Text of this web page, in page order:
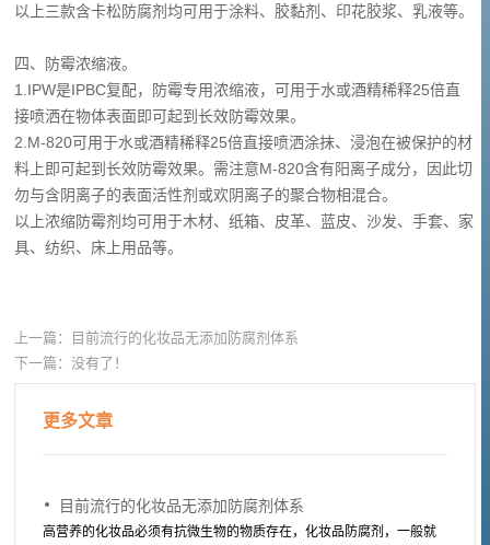
以上三款含卡松防腐剂均可用于涂料、胶黏剂、印花胶浆、乳液等。
四、防霉浓缩液。
1.IPW是IPBC复配，防霉专用浓缩液，可用于水或酒精稀释25倍直
接喷洒在物体表面即可起到长效防霉效果。
2.M-820可用于水或酒精稀释25倍直接喷洒涂抹、浸泡在被保护的材
料上即可起到长效防霉效果。需注意M-820含有阳离子成分，因此切
勿与含阴离子的表面活性剂或欢阴离子的聚合物相混合。
以上浓缩防霉剂均可用于木材、纸箱、皮革、蓝皮、沙发、手套、家
具、纺织、床上用品等。
上一篇：
目前流行的化妆品无添加防腐剂体系
下一篇：没有了！
更多文章
目前流行的化妆品无添加防腐剂体系
高营养的化妆品必须有抗微生物的物质存在，化妆品防腐剂，一般就